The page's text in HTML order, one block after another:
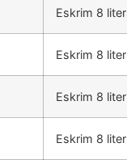
Eskrim 8 liter
Eskrim 8 liter
Eskrim 8 liter
Eskrim 8 liter